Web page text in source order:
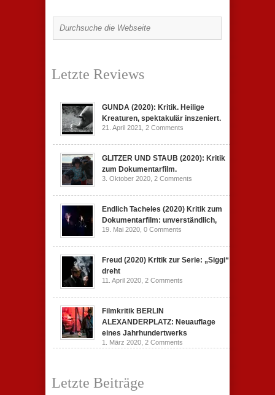
Letzte Reviews
GUNDA (2020): Kritik. Heilige
Kreaturen, spektakulär inszeniert.
21. April 2021, 2 Comments
GLITZER UND STAUB (2020): Kritik
zum Dokumentarfilm.
3. Oktober 2020, 2 Comments
Endlich Tacheles (2020) Kritik zum
Dokumentarfilm: unverständlich,
19. Mai 2020, 0 Comments
Freud (2020) Kritik zur Serie: „Siggi“
dreht
11. April 2020, 2 Comments
Filmkritik BERLIN
ALEXANDERPLATZ: Neuauflage
eines Jahrhundertwerks
1. März 2020, 2 Comments
Letzte Beiträge